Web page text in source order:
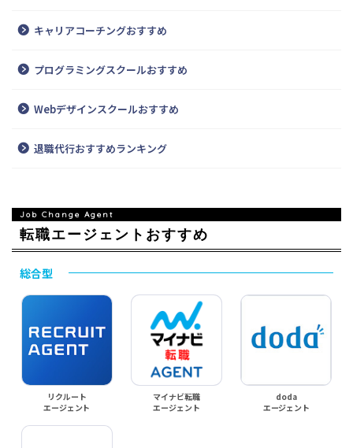
キャリアコーチングおすすめ
プログラミングスクールおすすめ
Webデザインスクールおすすめ
退職代行おすすめランキング
転職エージェントおすすめ
総合型
リクルート
エージェント
マイナビ転職
エージェント
doda
エージェント